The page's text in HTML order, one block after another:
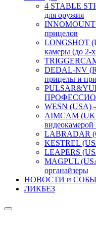
4 STABLE
для оружия
прицелов
LONGSHOT
камеры (до 2-
DEDAL-NV
прицелы и
WESN (USA)
AIMCAM
видеокамерой
LABRADAR
KESTREL
LEAPERS
MAGPUL
органайзеры
НОВОСТИ и
ЛИКБЕЗ